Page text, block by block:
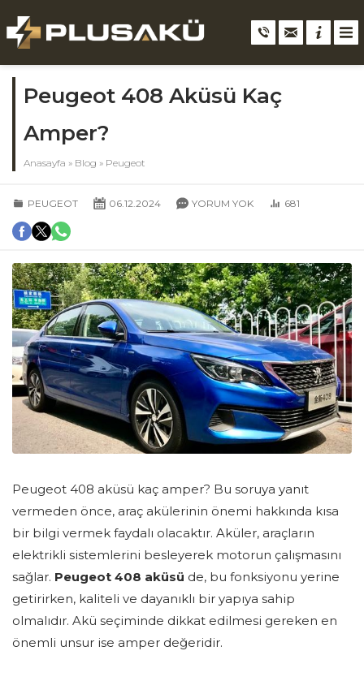
Peugeot 408 Aküsü Kaç
Amper?
Anasayfa » Blog » Peugeot
PEUGEOT 06.12.2024 YORUM YOK 681
Peugeot 408 aküsü kaç amper? Bu soruya yanıt
vermeden önce, araç akülerinin önemi hakkında kısa
bir bilgi vermek faydalı olacaktır. Aküler, araçların
elektrikli sistemlerini besleyerek motorun çalışmasını
sağlar. Peugeot 408 aküsü de, bu fonksiyonu yerine
getirirken, kaliteli ve dayanıklı bir yapıya sahip
olmalıdır. Akü seçiminde dikkat edilmesi gereken en
önemli unsur ise amper değeridir.